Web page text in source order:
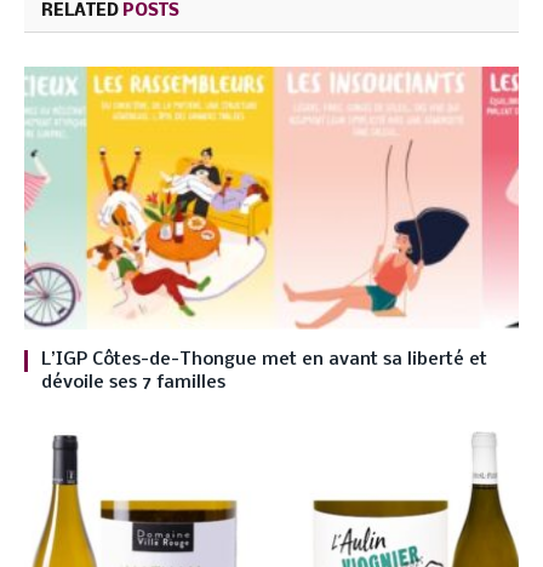
RELATED POSTS
L’IGP Côtes-de-Thongue met en avant sa liberté et
dévoile ses 7 familles